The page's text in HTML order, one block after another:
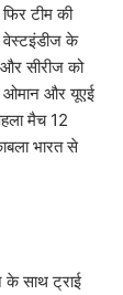
टीम की
वेस्टइंडीज के
और सीरीज को
ओमान और यूएई
मैच 12
भारत से
के साथ ट्राई